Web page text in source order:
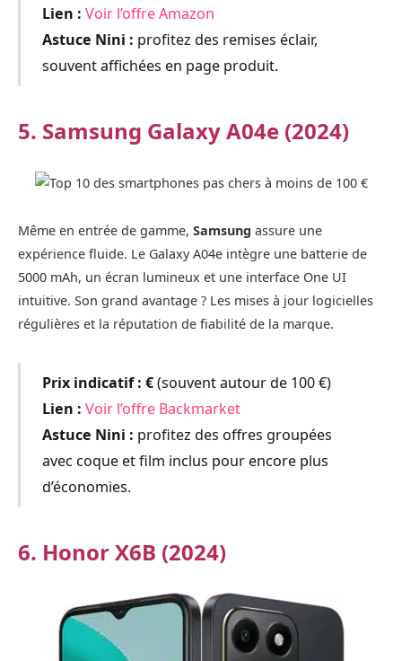
Lien : Voir l’offre Amazon
Astuce Nini : profitez des remises éclair,
souvent affichées en page produit.
5. Samsung Galaxy A04e (2024)
Même en entrée de gamme, Samsung assure une
expérience fluide. Le Galaxy A04e intègre une batterie de
5000 mAh, un écran lumineux et une interface One UI
intuitive. Son grand avantage ? Les mises à jour logicielles
régulières et la réputation de fiabilité de la marque.
Prix indicatif : €(souvent autour de 100 €)
Lien : Voir l’offre Backmarket
Astuce Nini : profitez des offres groupées
avec coque et film inclus pour encore plus
d’économies.
6. Honor X6B (2024)